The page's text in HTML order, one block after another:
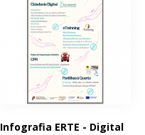
Infografia ERTE - Digital